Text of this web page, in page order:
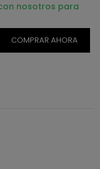
nosotros para
COMPRAR AHORA